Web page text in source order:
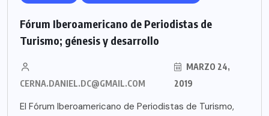
Fórum Iberoamericano de Periodistas de
Turismo; génesis y desarrollo
CERNA.DANIEL.DC@GMAIL.COM
MARZO 24,
2019
El Fórum Iberoamericano de Periodistas de Turismo,